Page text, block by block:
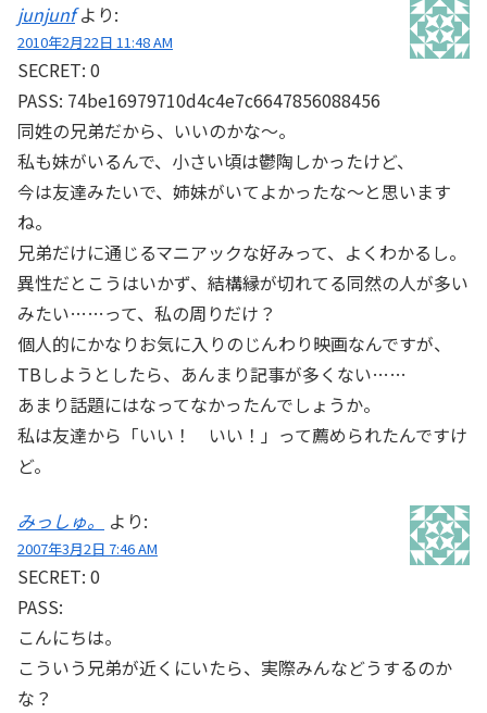
junjunf より:
2010年2月22日 11:48 AM
SECRET: 0
PASS: 74be16979710d4c4e7c6647856088456
同姓の兄弟だから、いいのかな～。
私も妹がいるんで、小さい頃は鬱陶しかったけど、
今は友達みたいで、姉妹がいてよかったな～と思います
ね。
兄弟だけに通じるマニアックな好みって、よくわかるし。
異性だとこうはいかず、結構縁が切れてる同然の人が多い
みたい……って、私の周りだけ？
個人的にかなりお気に入りのじんわり映画なんですが、
TBしようとしたら、あんまり記事が多くない……
あまり話題にはなってなかったんでしょうか。
私は友達から「いい！ いい！」って薦められたんですけ
ど。
みっしゅ。 より:
2007年3月2日 7:46 AM
SECRET: 0
PASS:
こんにちは。
こういう兄弟が近くにいたら、実際みんなどうするのか
な？